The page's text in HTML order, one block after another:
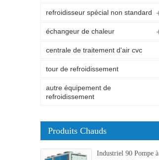
refroidisseur spécial non standard
échangeur de chaleur
centrale de traitement d'air cvc
tour de refroidissement
autre équipement de
refroidissement
Produits Chauds
Industriel 90 Pompe à